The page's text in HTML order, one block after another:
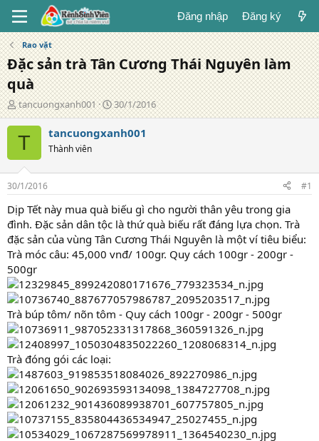
Đăng nhập Đăng ký
Rao vặt
Đặc sản trà Tân Cương Thái Nguyên làm
quà
T
á
c
g
ả
tancuongxanh001
N
g
à
g
30/1/2016
T tancuongxanh001
Thành viên
30/1/2016 #1
Dịp Tết này mua quà biếu gì cho người thân yêu trong gia
đình. Đặc sản dân tộc là thứ quà biếu rất đáng lựa chọn. Trà
đặc sản của vùng Tân Cương Thái Nguyên là một ví tiêu biểu:
Trà móc câu: 45,000 vnđ/ 100gr. Quy cách 100gr - 200gr -
500gr
Trà búp tôm/ nõn tôm - Quy cách 100gr - 200gr - 500gr
Trà đóng gói các loại: